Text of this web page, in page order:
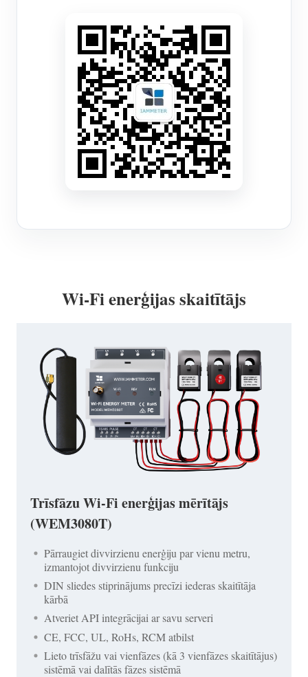
Wi-Fi enerģijas skaitītājs
Trīsfāzu Wi-Fi enerģijas mērītājs
(WEM3080T)
Pārraugiet divvirzienu enerģiju par vienu metru,
izmantojot divvirzienu funkciju
DIN sliedes stiprinājums precīzi iederas skaitītāja
kārbā
Atveriet API integrācijai ar savu serveri
CE, FCC, UL, RoHs, RCM atbilst
Lieto trīsfāžu vai vienfāzes (kā 3 vienfāzes skaitītājus)
sistēmā vai dalītās fāzes sistēmā